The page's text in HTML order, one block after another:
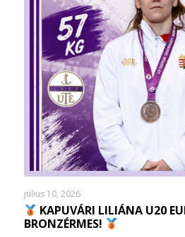
július 10, 2026
KAPUVÁRI LILIÁNA U20
BRONZÉRMES!